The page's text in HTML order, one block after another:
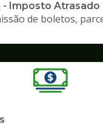
- Imposto Atrasado
de boletos,